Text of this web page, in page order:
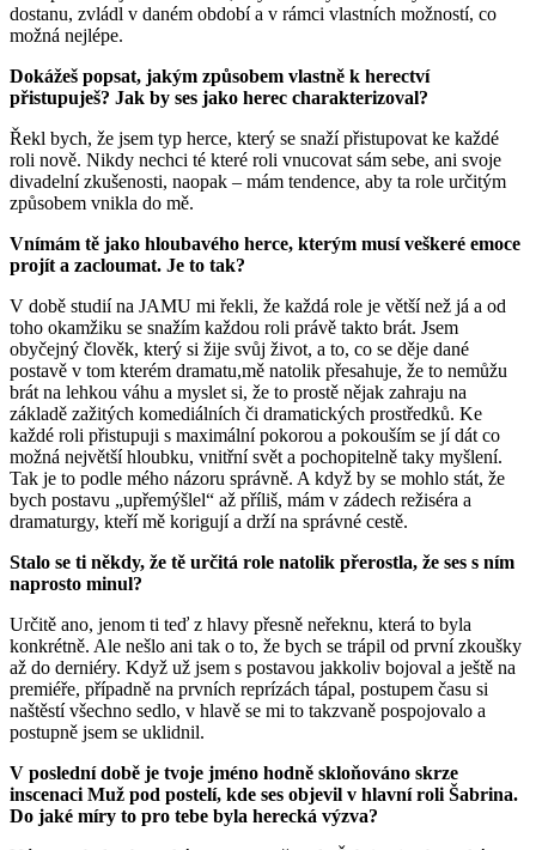
dostanu, zvládl v daném období a v rámci vlastních možností, co
možná nejlépe.
Dokážeš popsat, jakým způsobem vlastně k herectví
přistupuješ? Jak by ses jako herec charakterizoval?
Řekl bych, že jsem typ herce, který se snaží přistupovat ke každé
roli nově. Nikdy nechci té které roli vnucovat sám sebe, ani svoje
divadelní zkušenosti, naopak – mám tendence, aby ta role určitým
způsobem vnikla do mě.
Vnímám tě jako hloubavého herce, kterým musí veškeré emoce
projít a zacloumat. Je to tak?
V době studií na JAMU mi řekli, že každá role je větší než já a od
toho okamžiku se snažím každou roli právě takto brát. Jsem
obyčejný člověk, který si žije svůj život, a to, co se děje dané
postavě v tom kterém dramatu,mě natolik přesahuje, že to nemůžu
brát na lehkou váhu a myslet si, že to prostě nějak zahraju na
základě zažitých komediálních či dramatických prostředků. Ke
každé roli přistupuji s maximální pokorou a pokouším se jí dát co
možná největší hloubku, vnitřní svět a pochopitelně taky myšlení.
Tak je to podle mého názoru správně. A když by se mohlo stát, že
bych postavu „upřemýšlel“ až příliš, mám v zádech režiséra a
dramaturgy, kteří mě korigují a drží na správné cestě.
Stalo se ti někdy, že tě určitá role natolik přerostla, že ses s ním
naprosto minul?
Určitě ano, jenom ti teď z hlavy přesně neřeknu, která to byla
konkrétně. Ale nešlo ani tak o to, že bych se trápil od první zkoušky
až do derniéry. Když už jsem s postavou jakkoliv bojoval a ještě na
premiéře, případně na prvních reprízách tápal, postupem času si
naštěstí všechno sedlo, v hlavě se mi to takzvaně pospojovalo a
postupně jsem se uklidnil.
V poslední době je tvoje jméno hodně skloňováno skrze
inscenaci Muž pod postelí, kde ses objevil v hlavní roli Šabrina.
Do jaké míry to pro tebe byla herecká výzva?